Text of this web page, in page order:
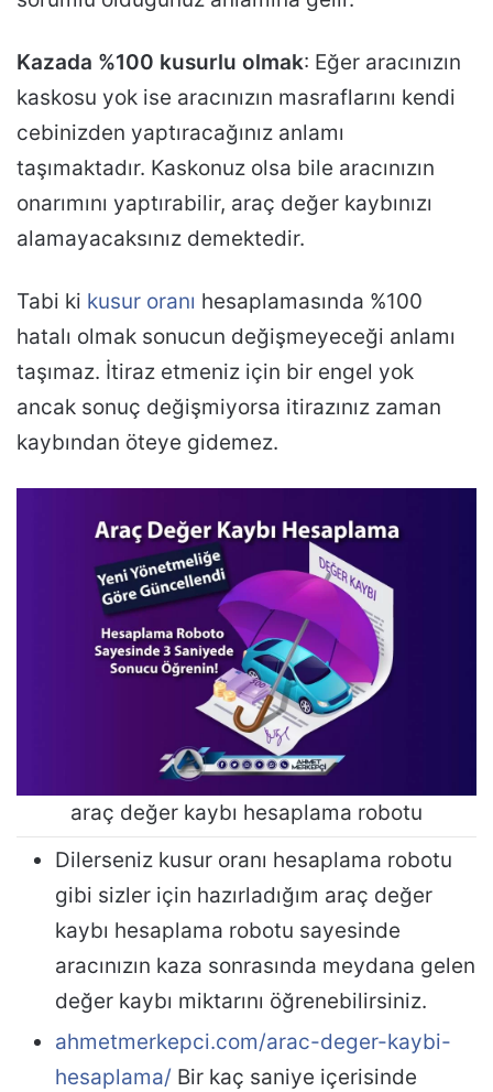
Kazada %100 kusurlu olmak: Eğer aracınızın
kaskosu yok ise aracınızın masraflarını kendi
cebinizden yaptıracağınız anlamı
taşımaktadır. Kaskonuz olsa bile aracınızın
onarımını yaptırabilir, araç değer kaybınızı
alamayacaksınız demektedir.
Tabi ki kusur oranı hesaplamasında %100
hatalı olmak sonucun değişmeyeceği anlamı
taşımaz. İtiraz etmeniz için bir engel yok
ancak sonuç değişmiyorsa itirazınız zaman
kaybından öteye gidemez.
araç değer kaybı hesaplama robotu
Dilerseniz kusur oranı hesaplama robotu
gibi sizler için hazırladığım araç değer
kaybı hesaplama robotu sayesinde
aracınızın kaza sonrasında meydana gelen
değer kaybı miktarını öğrenebilirsiniz.
ahmetmerkepci.com/arac-deger-kaybi-
hesaplama/ Bir kaç saniye içerisinde